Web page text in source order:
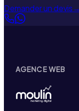
Demander un devis→
AGENCE WEB